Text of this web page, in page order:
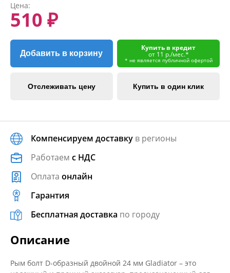
Цена:
510 ₽
Добавить в корзину
Купить в кредит
от 11 р./мес.*
* не является публичной офертой
Отслеживать цену Купить в один клик
Компенсируем доставку в регионы
Работаем с НДС
Оплата онлайн
Гарантия
Бесплатная доставка по городу
Описание
Рым болт D-образный двойной 24 мм Gladiator – это